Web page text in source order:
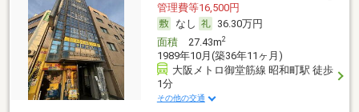
管理費等16,500円
なし
36.30万円
面積27.43m2
1989年10月(築36年11ヶ月)
大阪メトロ御堂筋線 昭和町駅 徒歩
1分
その他の交通